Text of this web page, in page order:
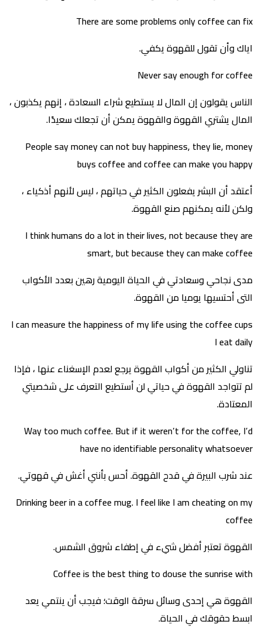
There are some problems only coffee can fix
اياك وأن تقول للقهوة يكفي.
Never say enough for coffee
الناس يقولون إن المال لا يستطيع شراء السعادة ، إنهم يكذبون ،
المال يشتري القهوة والقهوة يمكن أن تجعلك سعيدًا.
People say money can not buy happiness, they lie, money
buys coffee and coffee can make you happy
أعتقد أن البشر يفعلون الكثير في حياتهم ، ليس لأنهم أذكياء ،
ولكن لأنه يمكنهم صنع القهوة.
I think humans do a lot in their lives, not because they are
smart, but because they can make coffee
مدى نجاحي وسعادتي في الحياة اليومية رهين بعدد الأكواب
التى أحتسيها يوميا من القهوة.
I can measure the happiness of my life using the coffee cups
I eat daily
تناولي الكثير من أكواب القهوة يرجع لعدم الإسغناء عنها ، فإذا
لم تتواجد القهوة في حياتي لن أستطيع التعرف على شخصيتي
المعتادة.
Way too much coffee. But if it weren’t for the coffee, I’d
have no identifiable personality whatsoever
عند شرب البيرة في قدح القهوة. أحس بأنني أغش في قهوتي.
Drinking beer in a coffee mug. I feel like I am cheating on my
coffee
القهوة تعتبر أفضل شيء في إطفاء شروق الشمس.
Coffee is the best thing to douse the sunrise with
القهوة هي إحدى وسائل سرقة الوقت؛ فيجب أن ينتمي يعد
ابسط حقوقك في الحياة.